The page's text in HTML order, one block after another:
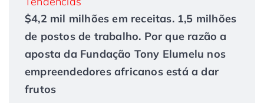
$4,2 mil milhões em receitas. 1,5 milhões
de postos de trabalho. Por que razão a
aposta da Fundação Tony Elumelu nos
empreendedores africanos está a dar
frutos